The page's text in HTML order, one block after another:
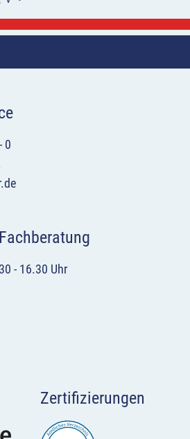
0
- 16.30 Uhr
Zertifizierungen